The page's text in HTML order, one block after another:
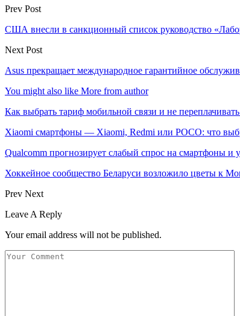
Prev Post
США внесли в санкционный список руководство
Next Post
Asus прекращает международное гарантийное
You might also like More from author
Как выбрать тариф мобильной связи и не
Xiaomi смартфоны — Xiaomi, Redmi или POCO: что
Qualcomm прогнозирует слабый спрос на смартфоны и
Хоккейное сообщество Беларуси возложило цветы к
Prev Next
Leave A Reply
Your email address will not be published.